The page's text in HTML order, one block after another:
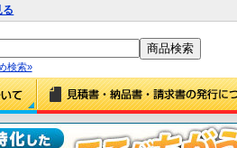
る
検索»